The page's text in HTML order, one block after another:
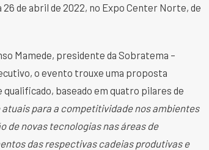
de abril de 2022, no Expo Center Norte, de
Mamede, presidente da Sobratema –
o evento trouxe uma proposta
baseado em quatro pilares de
para a competitividade nos ambientes
de novas tecnologias nas áreas de
das respectivas cadeias produtivas e